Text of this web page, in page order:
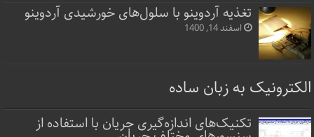
تغذیه آردوینو با سلول‌های خورشیدی آردوینو
اسفند 14, 1400
الکترونیک به زبان ساده
تکنیک‌های اندازه‌گیری جریان با استفاده از